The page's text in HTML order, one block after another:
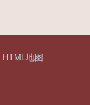
HTML地图